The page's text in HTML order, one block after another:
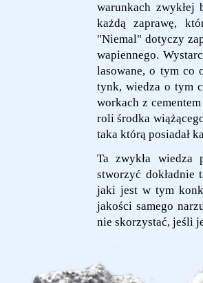
warunkach
każdą zaprawę,
"Niemal" dotyczy
wapiennego.
lasowane, o tym co
tynk, wiedza o tym
workach z
roli środka
taka którą posiadał
Ta zwykła wiedza
stworzyć
jaki jest w tym
jakości samego
nie skorzystać, jeśli